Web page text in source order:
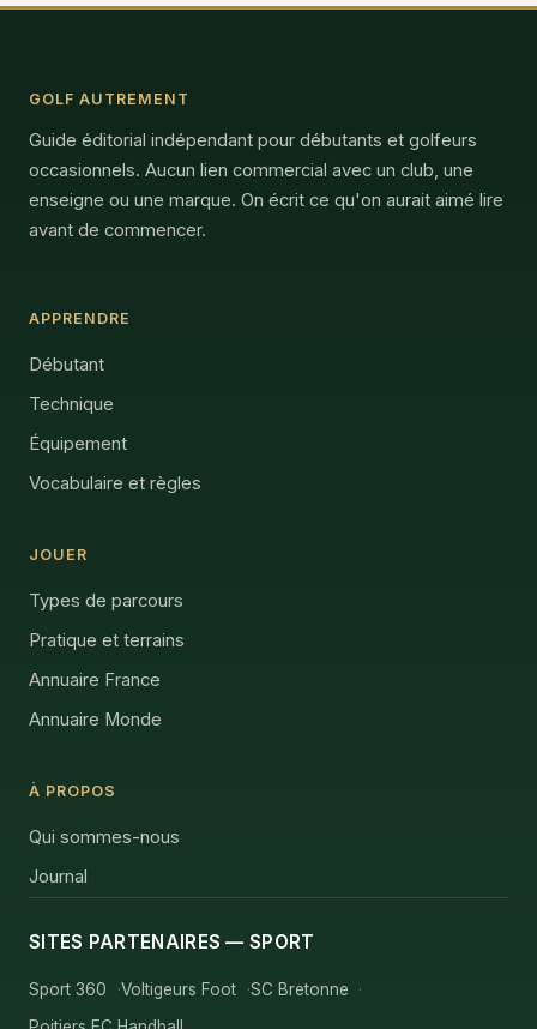
GOLF AUTREMENT
Guide éditorial indépendant pour débutants et golfeurs
occasionnels. Aucun lien commercial avec un club, une
enseigne ou une marque. On écrit ce qu'on aurait aimé lire
avant de commencer.
APPRENDRE
Débutant
Technique
Équipement
Vocabulaire et règles
JOUER
Types de parcours
Pratique et terrains
Annuaire France
Annuaire Monde
À PROPOS
Qui sommes-nous
Journal
SITES PARTENAIRES — SPORT
Sport 360 Voltigeurs Foot
SC Bretonne